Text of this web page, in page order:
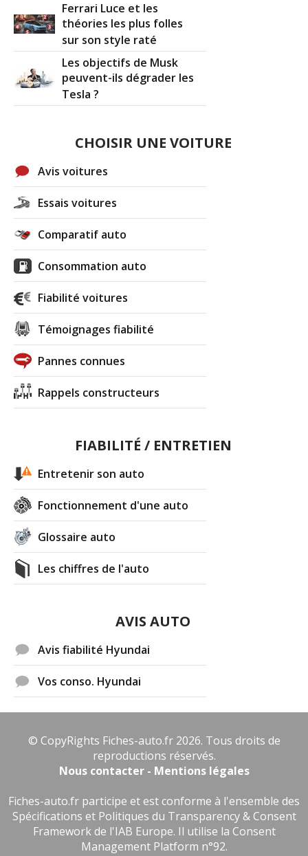
Ferrari Luce et les
théories les plus folles
sur son style raté
Les objectifs de Musk
peuvent-ils dégrader les
Tesla ?
CHOISIR UNE VOITURE
Avis voitures
Essais voitures
Comparatif auto
Consommation auto
Fiabilité voitures
Témoignages fiabilité
Pannes connues
Rappels constructeurs
FIABILITÉ / ENTRETIEN
Entretenir son auto
Fonctionnement d'une auto
Glossaire auto
Les chiffres de l'auto
AVIS AUTO
Avis fiabilité Hyundai
Vos conso. Hyundai
© CopyRights Fiches-auto.fr 2026. Tous droits de
reproductions réservés.
Nous contacter - Mentions légales
Fiches-auto.fr participe et est conforme à l'ensemble des
Spécifications et Politiques du Transparency & Consent
Framework de l'IAB Europe. Il utilise la Consent
Management Platform n°92.